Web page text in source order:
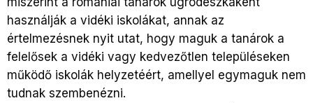
használják a vidéki iskolákat, annak az
értelmezésnek nyit utat, hogy maguk a tanárok a
felelősek a vidéki vagy kedvezőtlen településeken
működő iskolák helyzetéért, amellyel egymaguk nem
tudnak szembenézni.